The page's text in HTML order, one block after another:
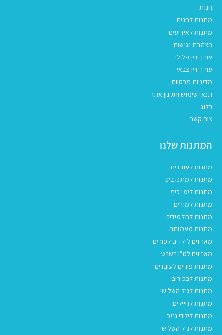
חנות
מתנות לחגים
מתנות לאירועים
הצהרת נגישות
עורך דין פלילי
עורך דין צבאי
מדיניות פרטיות
תנאי שימוש ותקנון אתר
בלוג
צור קשר
המתנות שלנו
מתנות לעובדים
מתנות למתנדבים
מתנות לימי כיף
מתנות למורים
מתנות לתלמידים
מתנות מעמותה
מארזים לילדים לפורים
מארזים לט"ו בשבט
מתנות פורים לעובדים
מתנות לבכירים
מתנות לגיל השלישי
מתנות לחיילים
מתנות לילדי גנים
מתנות לגיל השלישי